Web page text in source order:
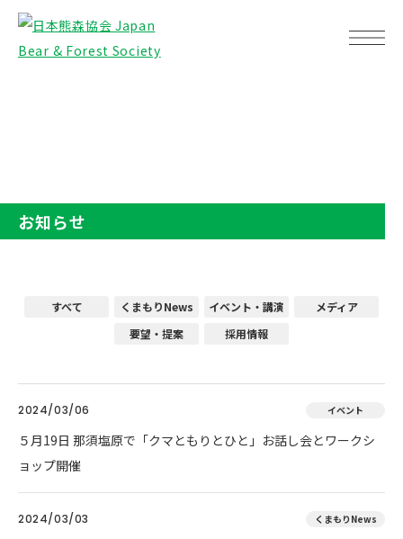
お知らせ
すべて くまもりNews イベント・講演
メディア
要望・提案
採用情報
2024/03/06 イベント
５月19日 那須塩原で「クマともりとひと」お話し会とワークシ
ョップ開催
2024/03/03 くまもりNews